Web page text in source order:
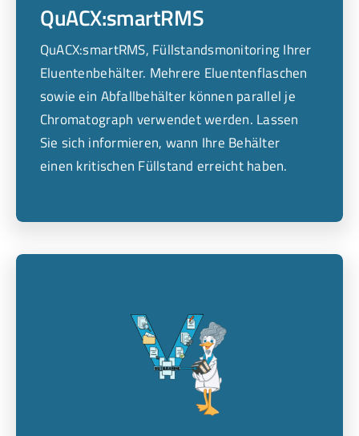
QuACX:smartRMS
QuACX:smartRMS, Füllstandsmonitoring Ihrer
Eluentenbehälter. Mehrere Eluentenflaschen
sowie ein Abfallbehälter können parallel je
Chromatograph verwendet werden. Lassen
Sie sich informieren, wann Ihre Behälter
einen kritischen Füllstand erreicht haben.